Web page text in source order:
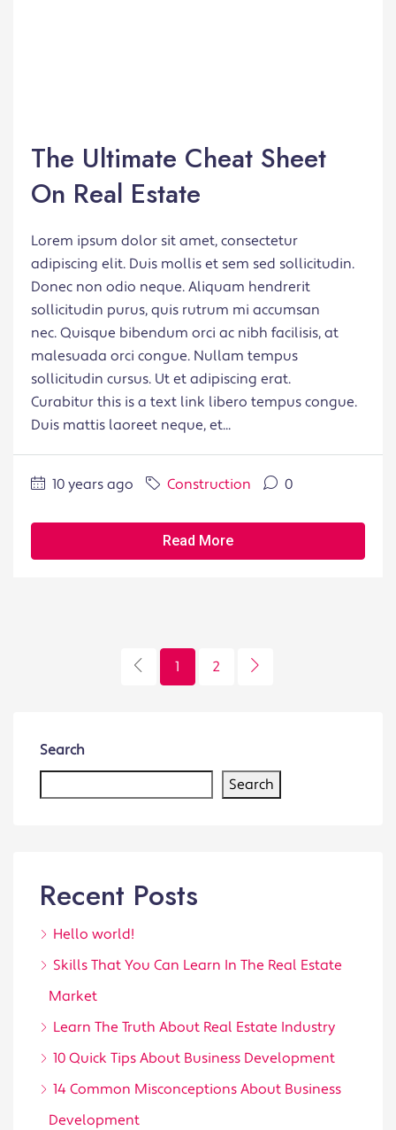
The Ultimate Cheat Sheet
On Real Estate
Lorem ipsum dolor sit amet, consectetur
adipiscing elit. Duis mollis et sem sed sollicitudin.
Donec non odio neque. Aliquam hendrerit
sollicitudin purus, quis rutrum mi accumsan
nec. Quisque bibendum orci ac nibh facilisis, at
malesuada orci congue. Nullam tempus
sollicitudin cursus. Ut et adipiscing erat.
Curabitur this is a text link libero tempus congue.
Duis mattis laoreet neque, et...
10 years ago Construction 0
Read More
1 2
Search
Search
Recent Posts
Hello world!
Skills That You Can Learn In The Real Estate
Market
Learn The Truth About Real Estate Industry
10 Quick Tips About Business Development
14 Common Misconceptions About Business
Development